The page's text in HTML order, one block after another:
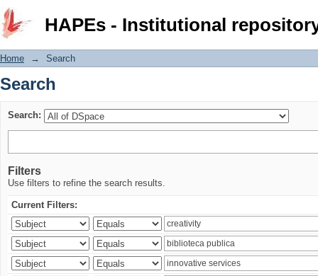
HAPEs - Institutional
Search
Home → Search
Search
Search:
Filters
Use filters to refine the search results.
Current Filters: